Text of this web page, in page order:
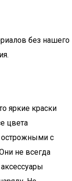
без нашего
яркие краски
цвета
с
не всегда